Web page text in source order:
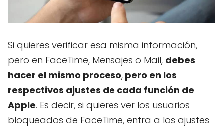
Si quieres verificar esa misma información,
pero en FaceTime, Mensajes o Mail, debes
hacer el mismo proceso, pero en los
respectivos ajustes de cada función de
Apple. Es decir, si quieres ver los usuarios
bloqueados de FaceTime, entra a los ajustes